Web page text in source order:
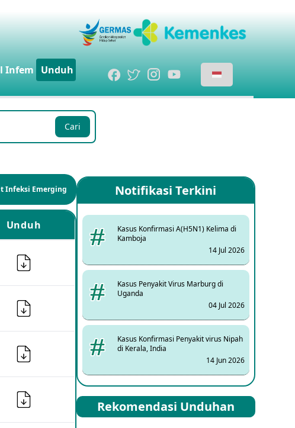
Infem Unduh
Cari
Infeksi Emerging
Unduh
Notifikasi Terkini
Kasus Konfirmasi A(H5N1) Kelima di
Kamboja
14 Jul 2026
Kasus Penyakit Virus Marburg di
Uganda
04 Jul 2026
Kasus Konfirmasi Penyakit virus Nipah
di Kerala, India
14 Jun 2026
Kasus Dicurigai Penyakit virus Nipah di
Kerala, India
12 Jun 2026
Rekomendasi Unduhan